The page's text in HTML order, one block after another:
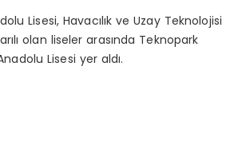
Lisesi, Havacılık ve Uzay Teknolojisi
olan liseler arasında Teknopark
Lisesi yer aldı.